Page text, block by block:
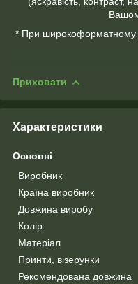
* При широкоформатному
Приховати
Характеристики
Основні
Виробник
Країна виробник
Довжина виробу
Колір
Матеріал
Принти, візерунки
Рекомендована довжина